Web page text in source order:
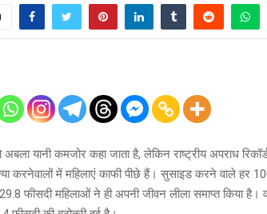
अबला यानी कमजोर कहा जाता है, लेकिन राष्ट्रीय अपराध
करनेवालों में महिलाएं काफी पीछे हैं। सुसाइड करने वाले हर
फीसदी महिलाओं ने ही अपनी जीवन लीला समाप्त किया